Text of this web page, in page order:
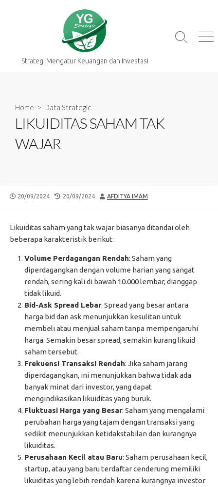
Strategi Mengatur Keuangan dan Investasi
Search
Home > Data Strategic
LIKUIDITAS SAHAM TAK
WAJAR
PUBLISHED
20/09/2024
LAST
20/09/2024 AUTHOR
AFDITYA IMAM
Likuiditas saham yang tak wajar biasanya ditandai oleh
beberapa karakteristik berikut:
Volume Perdagangan Rendah: Saham yang
diperdagangkan dengan volume harian yang sangat
rendah, sering kali di bawah 10.000 lembar, dianggap
tidak likuid.
Bid-Ask Spread Lebar: Spread yang besar antara
harga bid dan ask menunjukkan kesulitan untuk
membeli atau menjual saham tanpa mempengaruhi
harga. Semakin besar spread, semakin kurang likuid
saham tersebut.
Frekuensi Transaksi Rendah: Jika saham jarang
diperdagangkan, ini menunjukkan bahwa tidak ada
banyak minat dari investor, yang dapat
mengindikasikan likuiditas yang buruk.
Fluktuasi Harga yang Besar: Saham yang mengalami
perubahan harga yang tajam dengan transaksi yang
sedikit menunjukkan ketidakstabilan dan kurangnya
likuiditas.
Perusahaan Kecil atau Baru: Saham perusahaan kecil,
startup, atau yang baru terdaftar cenderung memiliki
likuiditas yang lebih rendah karena kurangnya investor